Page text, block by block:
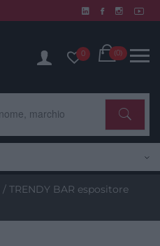
0 Cart
(0)
/ TRENDY BAR espositore